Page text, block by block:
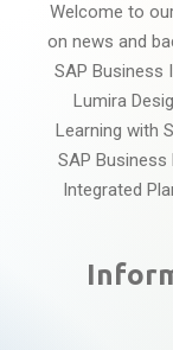
Welcome to
on news and
SAP Business
Lumira
Learning with
SAP Business
Integrated